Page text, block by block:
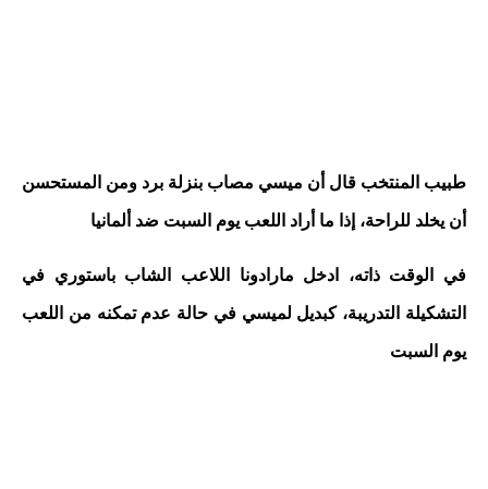
طبيب المنتخب قال أن ميسي مصاب بنزلة برد ومن المستحسن
أن يخلد للراحة، إذا ما أراد اللعب يوم السبت ضد ألمانيا
في الوقت ذاته، ادخل مارادونا اللاعب الشاب باستوري في
التشكيلة التدريبة، كبديل لميسي في حالة عدم تمكنه من اللعب
يوم السبت